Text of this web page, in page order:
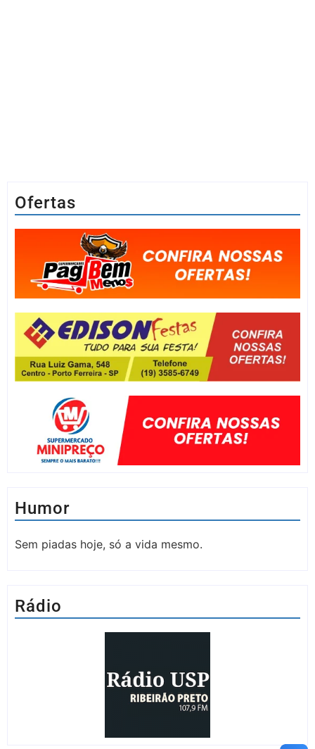
Ofertas
Humor
Sem piadas hoje, só a vida mesmo.
Rádio